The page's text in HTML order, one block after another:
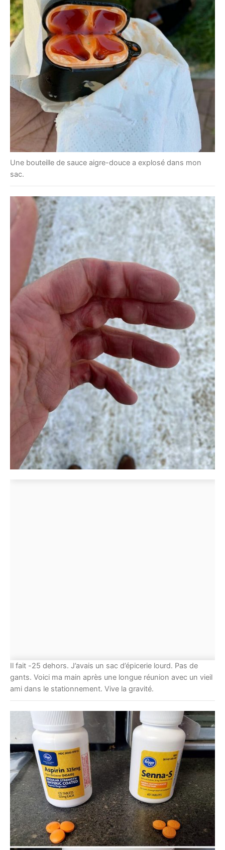
Une bouteille de sauce aigre-douce a explosé dans mon
sac.
Il fait -25 dehors. J’avais un sac d’épicerie lourd. Pas de
gants. Voici ma main après une longue réunion avec un vieil
ami dans le stationnement. Vive la gravité.